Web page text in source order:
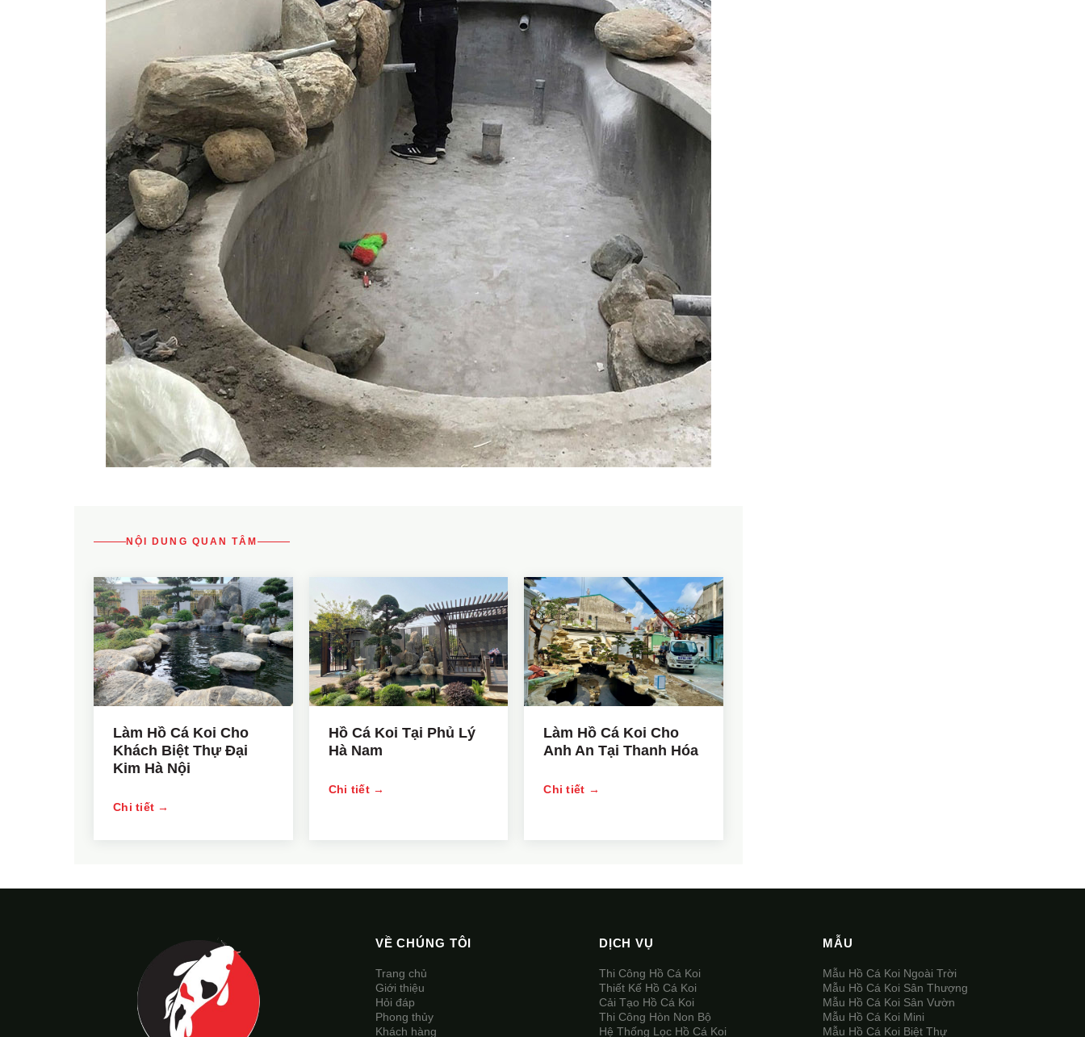
NỘI DUNG QUAN TÂM
Làm Hồ Cá Koi Cho
Khách Biệt Thự Đại
Kim Hà Nội
Chi tiết →
Hồ Cá Koi Tại Phủ Lý
Hà Nam
Chi tiết →
Làm Hồ Cá Koi Cho
Anh An Tại Thanh Hóa
Chi tiết →
VỀ CHÚNG TÔI
Trang chủ
Giới thiệu
Hỏi đáp
Phong thủy
Khách hàng
DỊCH VỤ
Thi Công Hồ Cá Koi
Thiết Kế Hồ Cá Koi
Cải Tạo Hồ Cá Koi
Thi Công Hòn Non Bộ
Hệ Thống Lọc Hồ Cá Koi
MẪU
Mẫu Hồ Cá Koi Ngoài Trời
Mẫu Hồ Cá Koi Sân Thượng
Mẫu Hồ Cá Koi Sân Vườn
Mẫu Hồ Cá Koi Mini
Mẫu Hồ Cá Koi Biệt Thự